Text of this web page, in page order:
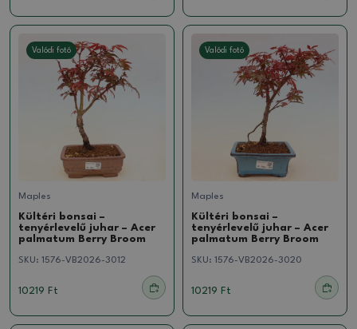
Valódi fotó
Maples
Kültéri bonsai –
tenyérlevelű juhar – Acer
palmatum Berry Broom
SKU: 1576-VB2026-3012
10219 Ft
Valódi fotó
Maples
Kültéri bonsai –
tenyérlevelű juhar – Acer
palmatum Berry Broom
SKU: 1576-VB2026-3020
10219 Ft